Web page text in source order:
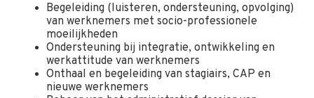
Begeleiding (luisteren, ondersteuning, opvolging)
van werknemers met socio-professionele
moeilijkheden
Ondersteuning bij integratie, ontwikkeling en
werkattitude van werknemers
Onthaal en begeleiding van stagiairs, CAP en
nieuwe werknemers